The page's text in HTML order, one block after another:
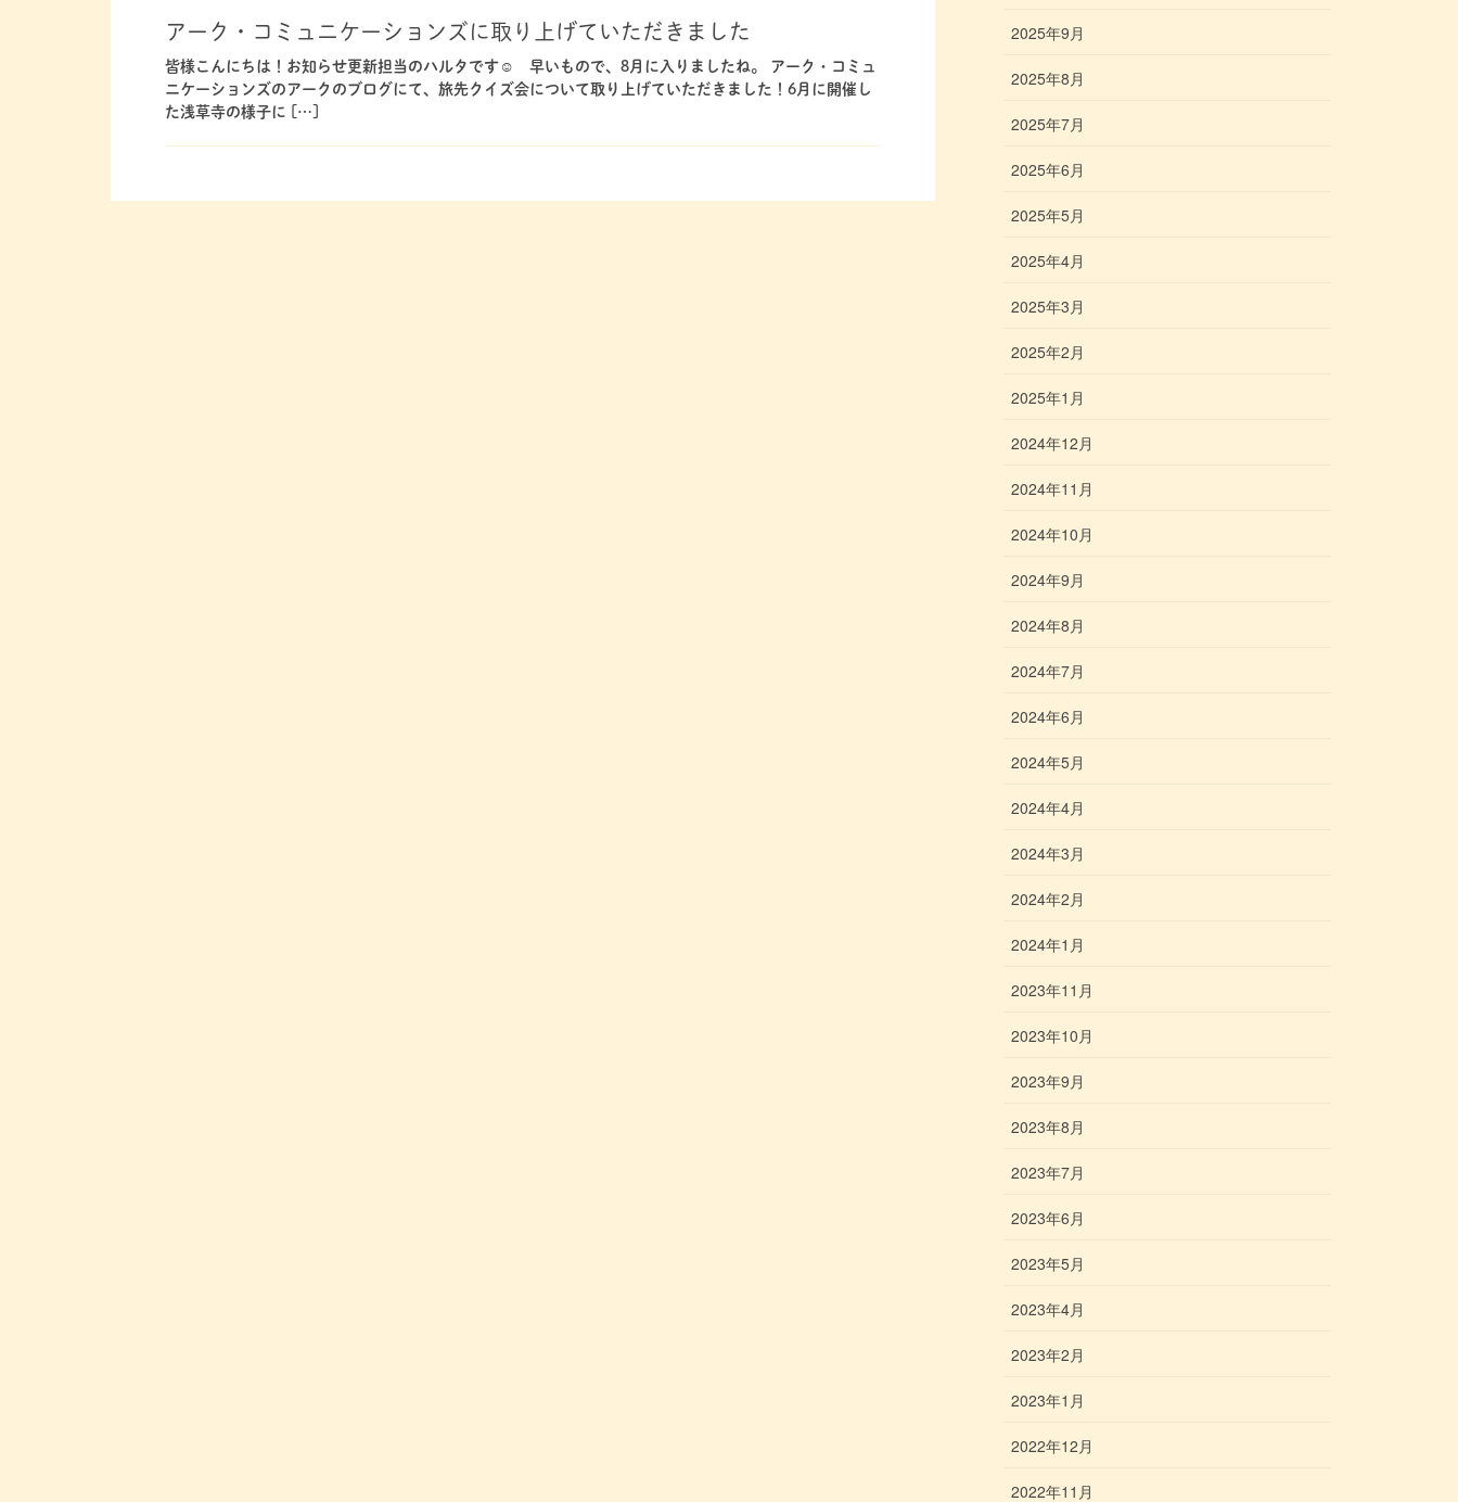
アーク・コミュニケーションズに取り上げていただきました
皆様こんにちは！お知らせ更新担当のハルタです☺ 早いもので、8月に入りましたね。 アーク・コミュ
ニケーションズのアークのブログにて、旅先クイズ会について取り上げていただきました！6月に開催し
た浅草寺の様子に […]
2025年9月
2025年8月
2025年7月
2025年6月
2025年5月
2025年4月
2025年3月
2025年2月
2025年1月
2024年12月
2024年11月
2024年10月
2024年9月
2024年8月
2024年7月
2024年6月
2024年5月
2024年4月
2024年3月
2024年2月
2024年1月
2023年11月
2023年10月
2023年9月
2023年8月
2023年7月
2023年6月
2023年5月
2023年4月
2023年2月
2023年1月
2022年12月
2022年11月